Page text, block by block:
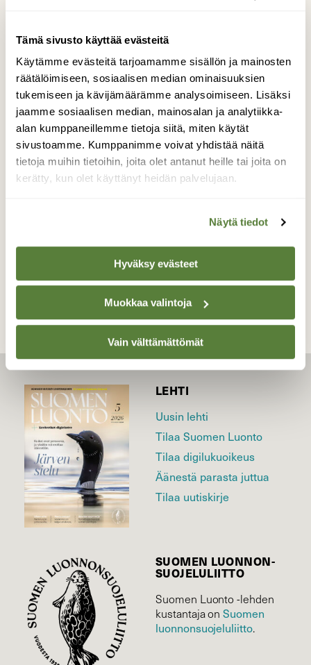
Tämä sivusto käyttää evästeitä
Käytämme evästeitä tarjoamamme sisällön ja mainosten
räätälöimiseen, sosiaalisen median ominaisuuksien
tukemiseen ja kävijämäärämme analysoimiseen. Lisäksi
jaamme sosiaalisen median, mainosalan ja analytiikka-
alan kumppaneillemme tietoja siitä, miten käytät
sivustoamme. Kumppanimme voivat yhdistää näitä
tietoja muihin tietoihin, joita olet antanut heille tai joita on
kerätty, kun olet käyttänyt heidän palvelujaan.
Näytä tiedot
Hyväksy evästeet
Muokkaa valintoja
Vain välttämättömät
Villakärpänen
Tämä mukavannäköinen pikku siivekäs
pörrää ja imee mettä pitkällä pillillä lähes
kolibrin lailla.
Valokuvaaja: Markku Pelkonen, Jyväskylä
TAKAISIN LISTAAN
LEHTI
Uusin lehti
Tilaa Suomen Luonto
Tilaa digilukuoikeus
Äänestä parasta juttua
Tilaa uutiskirje
SUOMEN LUONNON­
SUOJELU­LIITTO
Suomen Luonto -lehden
kustantaja onSuomen
luonnonsuojelu­liitto.